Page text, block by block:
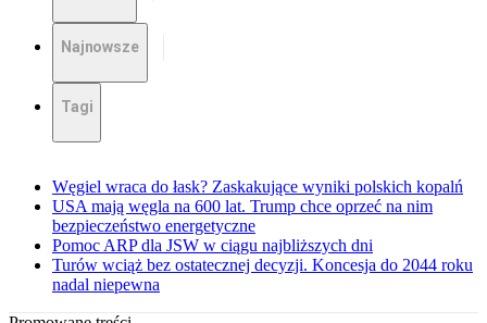
Najnowsze
Tagi
Węgiel wraca do łask? Zaskakujące wyniki polskich kopalń
USA mają węgla na 600 lat. Trump chce oprzeć na nim
bezpieczeństwo energetyczne
Pomoc ARP dla JSW w ciągu najbliższych dni
Turów wciąż bez ostatecznej decyzji. Koncesja do 2044 roku
nadal niepewna